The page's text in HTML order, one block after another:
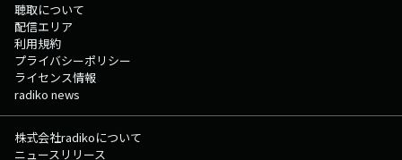
聴取について
配信エリア
利用規約
プライバシーポリシー
ライセンス情報
radiko news
株式会社radikoについて
ニュースリリース